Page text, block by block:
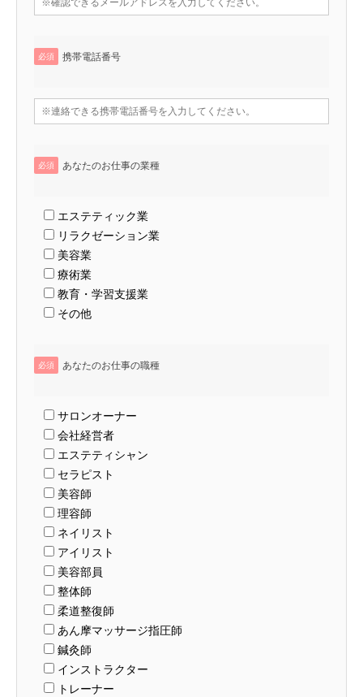
必須 携帯電話番号
必須 あなたのお仕事の業種
エステティック業
リラクゼーション業
美容業
療術業
教育・学習支援業
その他
必須 あなたのお仕事の職種
サロンオーナー
会社経営者
エステティシャン
セラピスト
美容師
理容師
ネイリスト
アイリスト
美容部員
整体師
柔道整復師
あん摩マッサージ指圧師
鍼灸師
インストラクター
トレーナー